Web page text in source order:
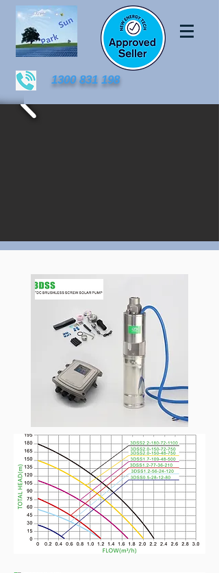
1300 831 198